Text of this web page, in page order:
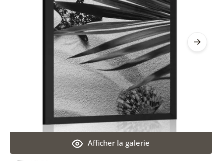
Afficher la galerie